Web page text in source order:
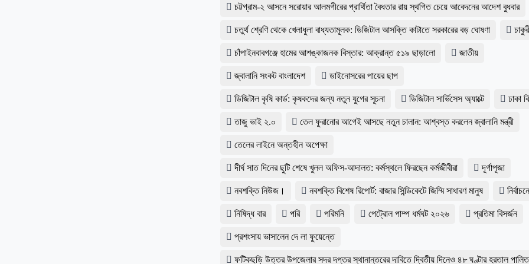
চট্টগ্রাম-২ আসনে সরোয়ার আলমগীরের প্রার্থিতা বৈধতার রায় স্থগিত চেয়ে আবেদনের আদেশ বুধবার
চতুর্থ শ্রেণি থেকে খেলাধুলা বাধ্যতামূলক: ডিজিটাল আসক্তি কাটাতে সরকারের বড় ঘোষণা
​চাঁপাইনবাবগঞ্জে হামের আশঙ্কাজনক বিস্তার: আক্রান্ত ৫১৯ ছাড়ালো জাতীয়
জ্বালানি সংকট বাংলাদেশ ডাইনোসরের পায়ের ছাপ
ডিজিটাল কৃষি কার্ড: কৃষকদের জন্য নতুন যুগের সূচনা ডিজিটাল সার্ভিসেস অ্যাক্টে ঢাকা
তাজু ভাই ২.০ তেল ফুরানোর আগেই আসছে নতুন চালান: আশ্বস্ত করলেন জ্বালানি মন্ত্রী
তেলের লাইনে অন্তহীন অপেক্ষা
দীর্ঘ সাত দিনের ছুটি শেষে খুলল অফিস-আদালত: কর্মস্থলে ফিরছেন কর্মজীবীরা দূর্গাপূজা
নবশক্তি নিউজ। নবশক্তি বিশেষ রিপোর্ট: বাজার সিন্ডিকেটে জিম্মি সাধারণ মানুষ
নিষিদ্ধ বার পরি পরিমনি পেট্রোল পাম্প ধর্মঘট ২০২৬ প্রতিমা বিসর্জন
প্রশংসায় ভাসালেন দে লা ফুয়েন্তে
ফটিকছড়ি উত্তর উপজেলার সদর দপ্তর স্থানান্তরের দাবিতে দ্বিতীয় দিনেও ৪৮ ঘণ্টার হরতাল পালিত